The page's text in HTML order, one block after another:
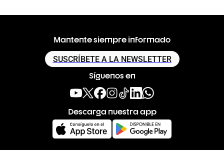
Mantente siempre informado
SUSCRÍBETE A LA NEWSLETTER
Síguenos en
Descarga nuestra app